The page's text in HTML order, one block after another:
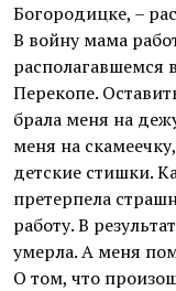
Богородицке, –
В войну мама
Перекопе.
брала меня на
меня на
детские стишки.
претерпела
работу. В
умерла. А меня
О том, что